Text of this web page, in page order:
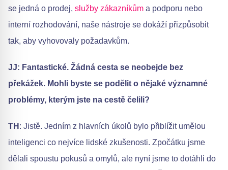
se jedná o prodej, služby zákazníkům a podporu nebo
interní rozhodování, naše nástroje se dokáží přizpůsobit
tak, aby vyhovovaly požadavkům.
JJ: Fantastické. Žádná cesta se neobejde bez
překážek. Mohli byste se podělit o nějaké významné
problémy, kterým jste na cestě čelili?
TH : Jistě. Jedním z hlavních úkolů bylo přiblížit umělou
inteligenci co nejvíce lidské zkušenosti. Zpočátku jsme
dělali spoustu pokusů a omylů, ale nyní jsme to dotáhli do